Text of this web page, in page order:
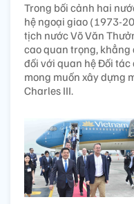
Trong bối cảnh hai
hệ ngoại giao (1973-
tịch nước Võ Văn
cao quan trọng, khẳng
đối với quan hệ Đối tác
mong muốn xây dựng
Charles III.